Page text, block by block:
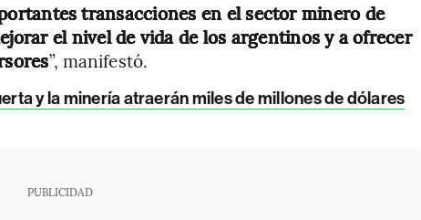
transacciones en el sector minero de
el nivel de vida de los argentinos y a ofrecer
”, manifestó.
y la minería atraerán miles de millones de dólares
PUBLICIDAD